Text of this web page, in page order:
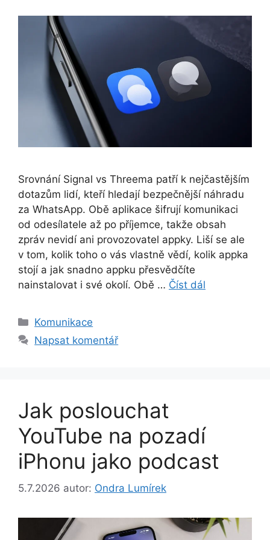
Srovnání Signal vs Threema patří k nejčastějším
dotazům lidí, kteří hledají bezpečnější náhradu
za WhatsApp. Obě aplikace šifrují komunikaci
od odesílatele až po příjemce, takže obsah
zpráv nevidí ani provozovatel appky. Liší se ale
v tom, kolik toho o vás vlastně vědí, kolik appka
stojí a jak snadno appku přesvědčíte
nainstalovat i své okolí. Obě … Číst dál
Rubriky
Komunikace
Napsat komentář
Jak poslouchat
YouTube na pozadí
iPhonu jako podcast
5.7.2026 autor: Ondra Lumírek